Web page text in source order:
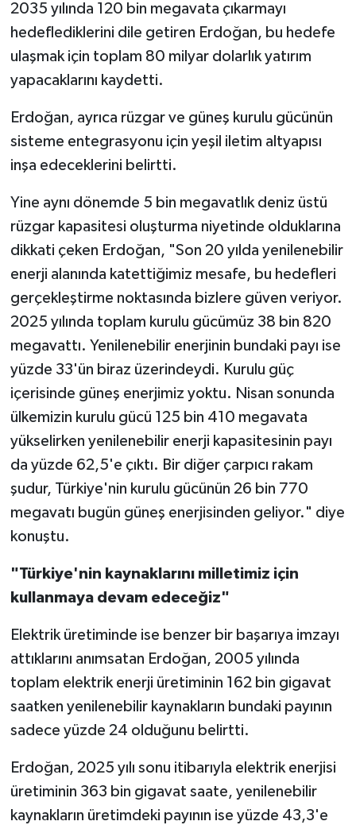
2035 yılında 120 bin megavata çıkarmayı
hedeflediklerini dile getiren Erdoğan, bu hedefe
ulaşmak için toplam 80 milyar dolarlık yatırım
yapacaklarını kaydetti.
Erdoğan, ayrıca rüzgar ve güneş kurulu gücünün
sisteme entegrasyonu için yeşil iletim altyapısı
inşa edeceklerini belirtti.
Yine aynı dönemde 5 bin megavatlık deniz üstü
rüzgar kapasitesi oluşturma niyetinde olduklarına
dikkati çeken Erdoğan, "Son 20 yılda yenilenebilir
enerji alanında katettiğimiz mesafe, bu hedefleri
gerçekleştirme noktasında bizlere güven veriyor.
2025 yılında toplam kurulu gücümüz 38 bin 820
megavattı. Yenilenebilir enerjinin bundaki payı ise
yüzde 33'ün biraz üzerindeydi. Kurulu güç
içerisinde güneş enerjimiz yoktu. Nisan sonunda
ülkemizin kurulu gücü 125 bin 410 megavata
yükselirken yenilenebilir enerji kapasitesinin payı
da yüzde 62,5'e çıktı. Bir diğer çarpıcı rakam
şudur, Türkiye'nin kurulu gücünün 26 bin 770
megavatı bugün güneş enerjisinden geliyor." diye
konuştu.
"Türkiye'nin kaynaklarını milletimiz için
kullanmaya devam edeceğiz"
Elektrik üretiminde ise benzer bir başarıya imzayı
attıklarını anımsatan Erdoğan, 2005 yılında
toplam elektrik enerji üretiminin 162 bin gigavat
saatken yenilenebilir kaynakların bundaki payının
sadece yüzde 24 olduğunu belirtti.
Erdoğan, 2025 yılı sonu itibarıyla elektrik enerjisi
üretiminin 363 bin gigavat saate, yenilenebilir
kaynakların üretimdeki payının ise yüzde 43,3'e